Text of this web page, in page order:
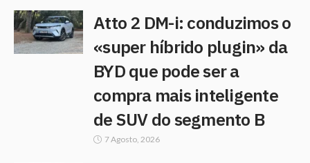
Atto 2 DM-i: conduzimos o
«super híbrido plugin» da
BYD que pode ser a
compra mais inteligente
de SUV do segmento B
7 Agosto, 2026